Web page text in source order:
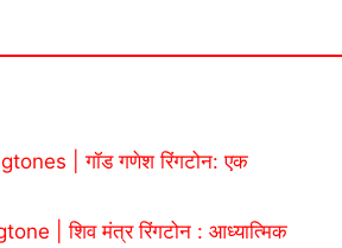
| गॉड गणेश रिंगटोन: एक
| शिव मंत्र रिंगटोन : आध्यात्मिक